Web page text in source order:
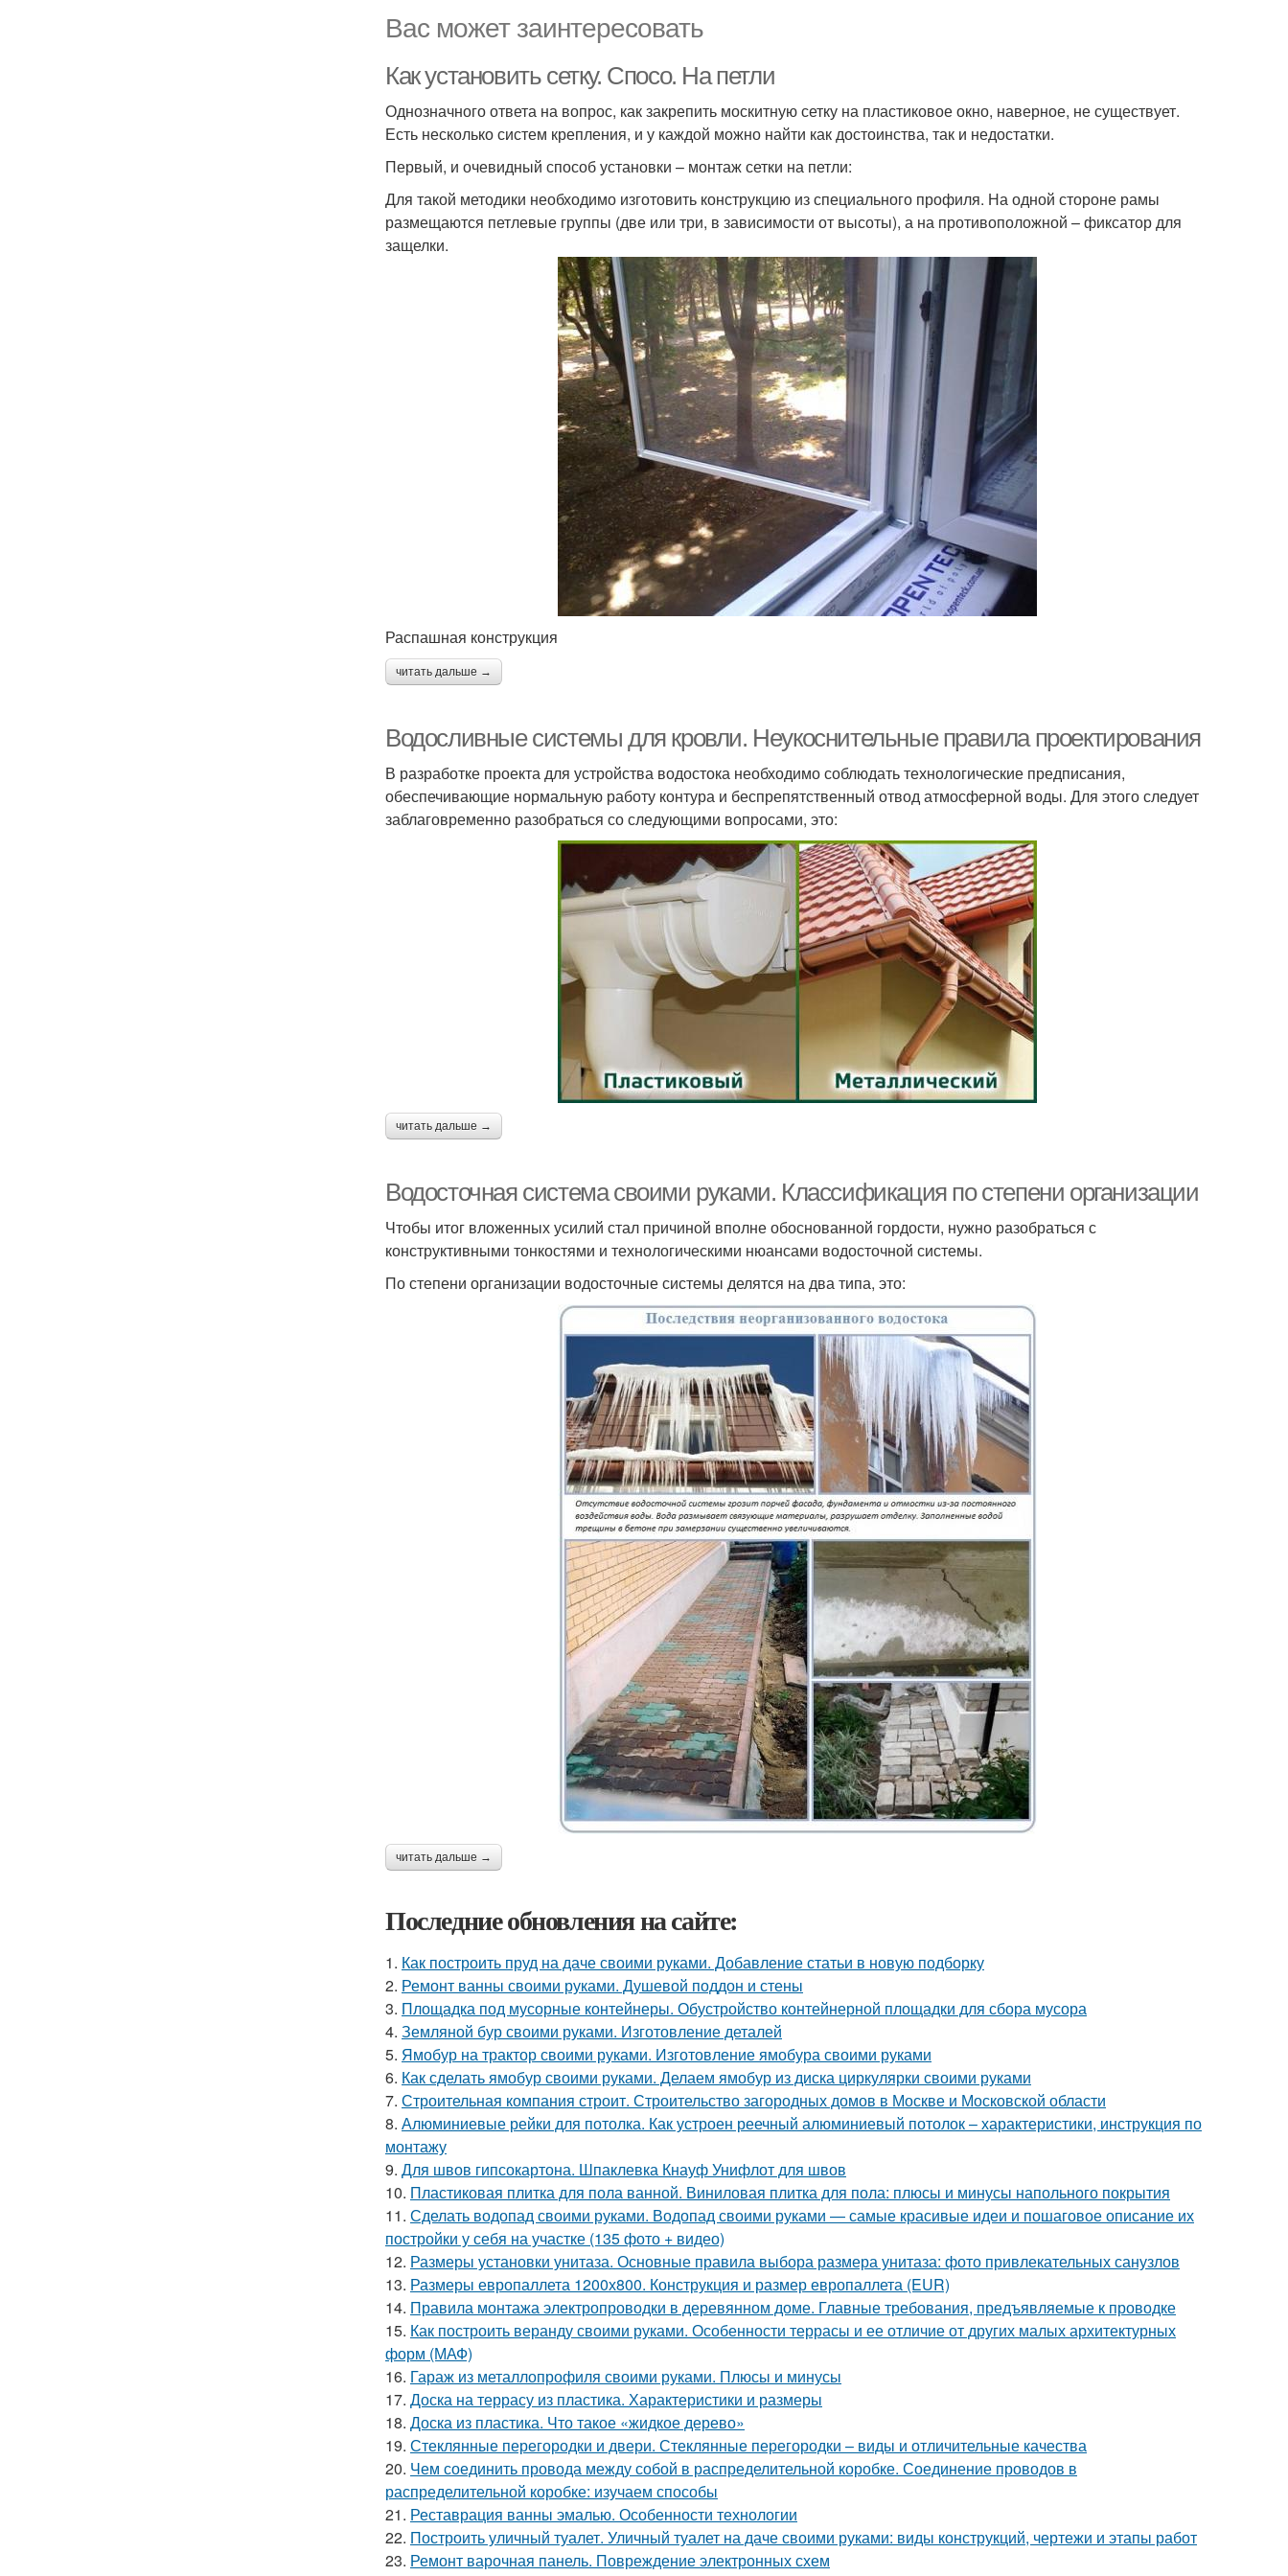
Вас может заинтересовать
Как установить сетку. Спосо. На петли
Однозначного ответа на вопрос, как закрепить москитную сетку на пластиковое окно, наверное, не существует.
Есть несколько систем крепления, и у каждой можно найти как достоинства, так и недостатки.
Первый, и очевидный способ установки – монтаж сетки на петли:
Для такой методики необходимо изготовить конструкцию из специального профиля. На одной стороне рамы
размещаются петлевые группы (две или три, в зависимости от высоты), а на противоположной – фиксатор для
защелки.
Распашная конструкция
читать дальше →
Водосливные системы для кровли. Неукоснительные правила проектирования
В разработке проекта для устройства водостока необходимо соблюдать технологические предписания,
обеспечивающие нормальную работу контура и беспрепятственный отвод атмосферной воды. Для этого следует
заблаговременно разобраться со следующими вопросами, это:
читать дальше →
Водосточная система своими руками. Классификация по степени организации
Чтобы итог вложенных усилий стал причиной вполне обоснованной гордости, нужно разобраться с
конструктивными тонкостями и технологическими нюансами водосточной системы.
По степени организации водосточные системы делятся на два типа, это:
читать дальше →
Последние обновления на сайте:
1. Как построить пруд на даче своими руками. Добавление статьи в новую подборку
2. Ремонт ванны своими руками. Душевой поддон и стены
3. Площадка под мусорные контейнеры. Обустройство контейнерной площадки для сбора мусора
4. Земляной бур своими руками. Изготовление деталей
5. Ямобур на трактор своими руками. Изготовление ямобура своими руками
6. Как сделать ямобур своими руками. Делаем ямобур из диска циркулярки своими руками
7. Строительная компания строит. Строительство загородных домов в Москве и Московской области
8. Алюминиевые рейки для потолка. Как устроен реечный алюминиевый потолок – характеристики, инструкция по
монтажу
9. Для швов гипсокартона. Шпаклевка Кнауф Унифлот для швов
10. Пластиковая плитка для пола ванной. Виниловая плитка для пола: плюсы и минусы напольного покрытия
11. Сделать водопад своими руками. Водопад своими руками — самые красивые идеи и пошаговое описание их
постройки у себя на участке (135 фото + видео)
12. Размеры установки унитаза. Основные правила выбора размера унитаза: фото привлекательных санузлов
13. Размеры европаллета 1200х800. Конструкция и размер европаллета (EUR)
14. Правила монтажа электропроводки в деревянном доме. Главные требования, предъявляемые к проводке
15. Как построить веранду своими руками. Особенности террасы и ее отличие от других малых архитектурных
форм (МАФ)
16. Гараж из металлопрофиля своими руками. Плюсы и минусы
17. Доска на террасу из пластика. Характеристики и размеры
18. Доска из пластика. Что такое «жидкое дерево»
19. Стеклянные перегородки и двери. Стеклянные перегородки – виды и отличительные качества
20. Чем соединить провода между собой в распределительной коробке. Соединение проводов в
распределительной коробке: изучаем способы
21. Реставрация ванны эмалью. Особенности технологии
22. Построить уличный туалет. Уличный туалет на даче своими руками: виды конструкций, чертежи и этапы работ
23. Ремонт варочная панель. Повреждение электронных схем